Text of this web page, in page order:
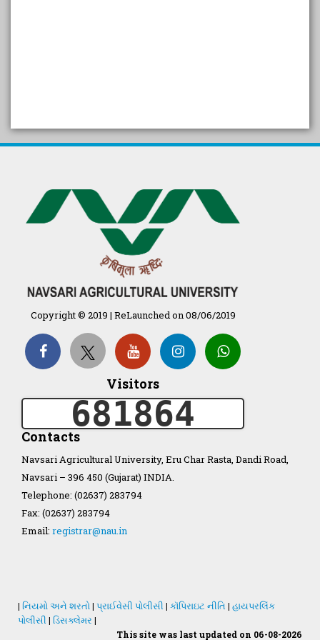
in Gujarati
દેશી ગાય આધારિત પ્રાકૃતિક ખેતી
गुणवत्ता युक्त कृषि-शिक्षा एक पहल" - भारतीय
कृषि अनुसंधान परिषद की 25वीं अखिल
भारतीय कृषि प्रवेश परीक्षा 2020
Organization Structure
ખેડુત માર્ગદર્શિકા
Accreditation Certificate
GAU Act 2004
Statastics
Copyright © 2019 | ReLaunched on 08/06/2019
Visitors
681864
Contacts
Navsari Agricultural University, Eru Char Rasta, Dandi Road,
Navsari – 396 450 (Gujarat) INDIA.
Telephone: (02637) 283794
Fax: (02637) 283794
Email: registrar@nau.in
| નિયમો અને શરતો| પ્રાઈવેસી પોલીસી | કૉપિરાઇટ નીતિ | હાયપરલિંક
પોલીસી | ડિસક્લેમર |
This site was last updated on 06-08-2026